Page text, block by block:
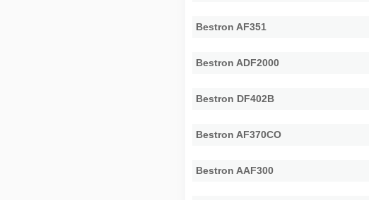
Bestron AF351
Bestron ADF2000
Bestron DF402B
Bestron AF370CO
Bestron AAF300